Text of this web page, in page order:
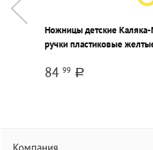
Ножницы детские
ручки пластиковые
84 99 a